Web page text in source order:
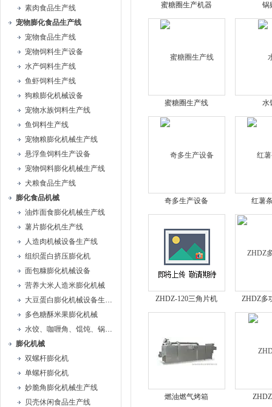
素肉食品生产线
宠物膨化食品生产线
宠物食品生产线
宠物饲料生产设备
水产饲料生产线
鱼虾饲料生产线
狗粮膨化机械设备
宠物水族饲料生产线
鱼饲料生产线
宠物粮膨化机械生产线
悬浮鱼饲料生产设备
宠物饲料膨化机械生产线
犬粮食品生产线
膨化食品机械
油炸面食膨化机械生产线
薯片膨化机生产线
人造肉机械设备生产线
组织蛋白挤压膨化机
面包糠膨化机械设备
营养大米人造米膨化机械
大豆蛋白膨化机械设备生产线
多色糖酥米果膨化机械
水饺、咖喱角、馄饨、锅贴机
膨化机械
双螺杆膨化机
单螺杆膨化机
妙脆角膨化机械生产线
贝壳休闲食品生产线
蜜糖圈生产机器 锅
蜜糖圈生产线 水
奇多生产设备 红薯
ZHDZ-120三角片机 ZHDZ多
燃油燃气烤箱